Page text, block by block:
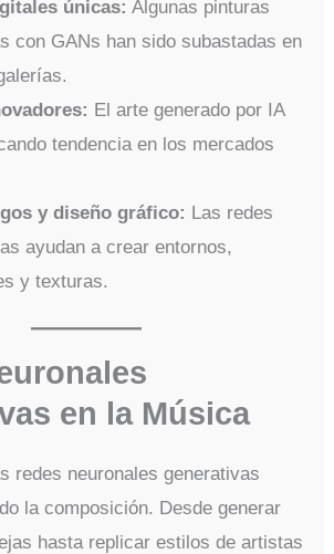
únicas: Algunas pinturas
con GANs han sido subastadas en
El arte generado por IA
tendencia en los mercados
y diseño gráfico: Las redes
ayudan a crear entornos,
y texturas.
en la Música
redes neuronales generativas
la composición. Desde generar
hasta replicar estilos de artistas